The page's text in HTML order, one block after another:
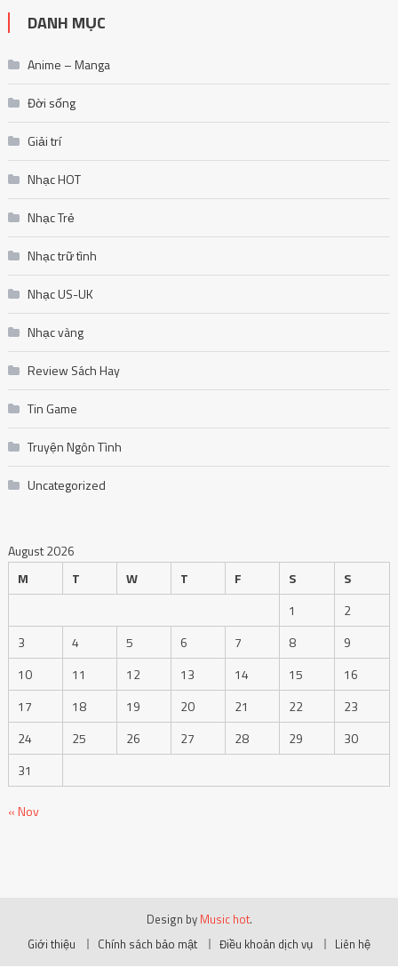
DANH MỤC
Anime – Manga
Đời sống
Giải trí
Nhạc HOT
Nhạc Trẻ
Nhạc trữ tình
Nhạc US-UK
Nhạc vàng
Review Sách Hay
Tin Game
Truyện Ngôn Tình
Uncategorized
August 2026
M
T W T F S
S
1
2
3
4 5 6 7 8
9
10
11 12 13 14 15
16
17
18 19 20 21 22
23
24
25 26 27 28 29
30
31
« Nov
Design by Music hot.
Giới thiệu
Chính sách bảo mật Điều khoản dịch vụ Liên hệ